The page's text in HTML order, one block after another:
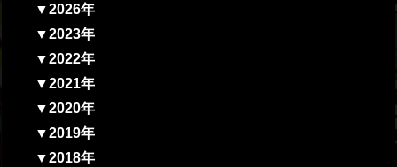
▼2026年
▼2023年
▼2022年
▼2021年
▼2020年
▼2019年
▼2018年